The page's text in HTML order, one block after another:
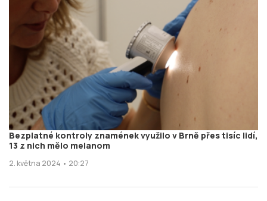
Bezplatné kontroly znamének využilo v Brně přes tisíc lidí,
13 z nich mělo melanom
2. května 2024 • 20:27